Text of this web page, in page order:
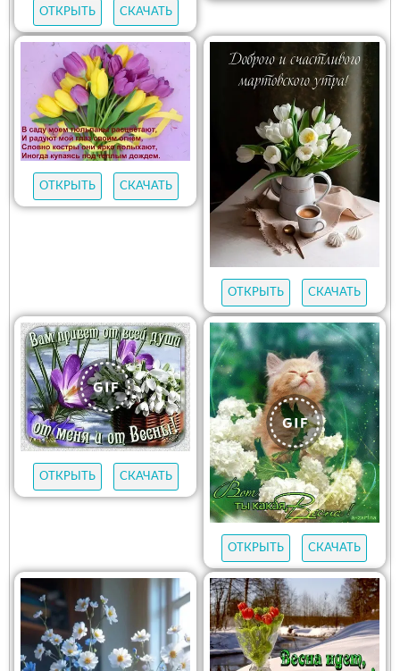
ОТКРЫТЬ СКАЧАТЬ
ОТКРЫТЬ СКАЧАТЬ
ОТКРЫТЬ СКАЧАТЬ
ОТКРЫТЬ СКАЧАТЬ
ОТКРЫТЬ СКАЧАТЬ